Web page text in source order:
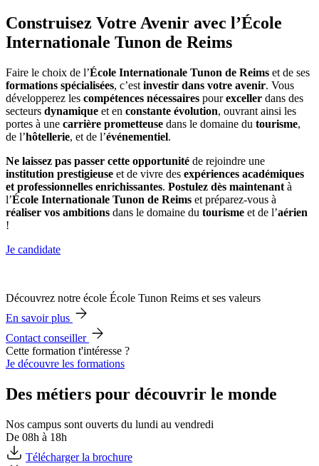
Construisez Votre Avenir avec l’École
Internationale Tunon de Reims
Faire le choix de l’École Internationale Tunon de Reims et de ses
formations spécialisées, c’est investir dans votre avenir. Vous
développerez les compétences nécessaires pourexceller dans des
secteurs dynamique et en constante évolution, ouvrant ainsi les
portes à une carrière prometteuse dans le domaine du tourisme,
de l’hôtellerie, et de l’événementiel.
Ne laissez pas passer cette opportunité de rejoindre une
institution prestigieuse et de vivre des expériences académiques
et professionnelles enrichissantes. Postulez dès maintenant à
l’École Internationale Tunon de Reims et préparez-vous à
réaliser vos ambitions dans le domaine du tourisme et de l’aérien
!
Je candidate
Découvrez notre école École Tunon Reims et ses valeurs
En savoir plus
Contact conseiller
Cette formation t'intéresse ?
Je découvre les formations
Des métiers pour découvrir le monde
Nos campus sont ouverts du lundi au vendredi
De 08h à 18h
Télécharger la brochure